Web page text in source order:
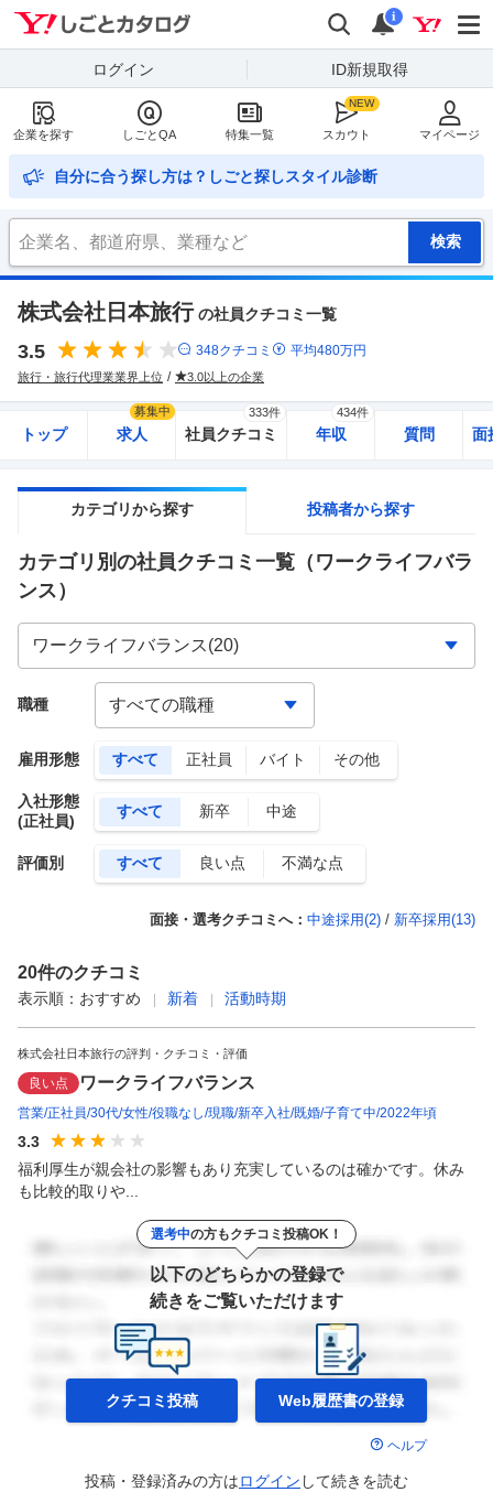
検索
通知
i
ログイン ID新規取得
企業を探す しごとQA 特集一覧 スカウト マイページ
自分に合う探し方は？しごと探しスタイル診断
株式会社日本旅行 の社員クチコミ一覧
3.5 348クチコミ 平均480万円
旅行・旅行代理業業界上位 3.0以上の企業
トップ 求人
募集中
社員クチコミ
333件
年収
434件
質問 面
カテゴリから探す 投稿者から探す
カテゴリ別の社員クチコミ一覧 （ワークライフバラ
ンス）
雇用形態 すべて 正社員 バイト その他
入社形態
(正社員)
すべて 新卒 中途
評価別 すべて 良い点 不満な点
職種
面接・選考クチコミへ： 中途採用(2) / 新卒採用(13)
20件のクチコミ
表示順： おすすめ 新着 活動時期
株式会社日本旅行の評判・クチコミ・評価
良い点 ワークライフバランス
営業 正社員 30代 女性 役職なし 現職 新卒入社 既婚 子育て中 2022年頃
3.3
福利厚生が親会社の影響もあり充実しているのは確かです。休み
も比較的取りや...
選考中の方もクチコミ投稿OK！
以下のどちらかの登録で
続きをご覧いただけます
クチコミ投稿 Web履歴書の登録
ヘルプ
投稿・登録済みの方はログイン して続きを読む